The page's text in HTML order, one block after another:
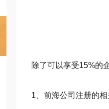
除了可以享受15%的
1、前海公司注册的